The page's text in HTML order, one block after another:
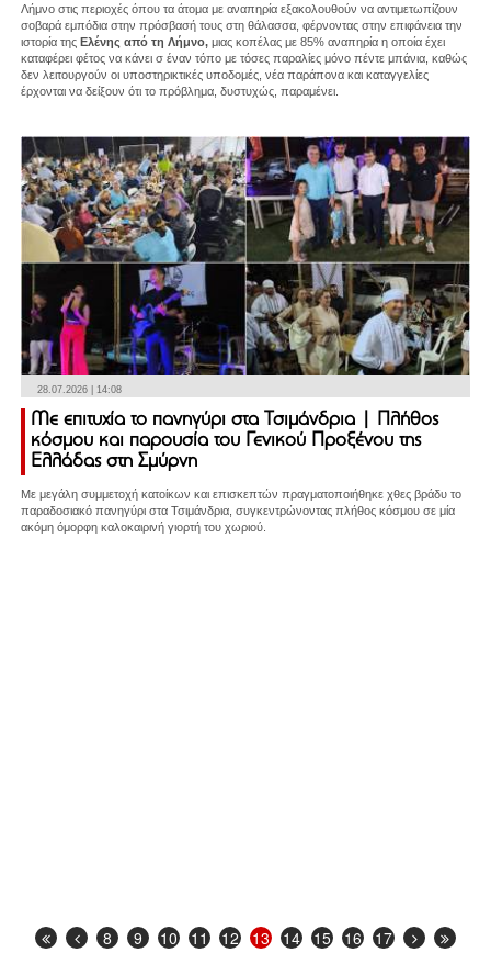
Λήμνο στις περιοχές όπου τα άτομα με αναπηρία εξακολουθούν να αντιμετωπίζουν
σοβαρά εμπόδια στην πρόσβασή τους στη θάλασσα, φέρνοντας στην επιφάνεια την
ιστορία της Ελένης από τη Λήμνο, μιας κοπέλας με 85% αναπηρία η οποία έχει
καταφέρει φέτος να κάνει σ έναν τόπο με τόσες παραλίες μόνο πέντε μπάνια, καθώς
δεν λειτουργούν οι υποστηρικτικές υποδομές, νέα παράπονα και καταγγελίες
έρχονται να δείξουν ότι το πρόβλημα, δυστυχώς, παραμένει.
28.07.2026 | 14:08
Με επιτυχία το πανηγύρι στα Τσιμάνδρια | Πλήθος
κόσμου και παρουσία του Γενικού Προξένου της
Ελλάδας στη Σμύρνη
Με μεγάλη συμμετοχή κατοίκων και επισκεπτών πραγματοποιήθηκε χθες βράδυ το
παραδοσιακό πανηγύρι στα Τσιμάνδρια, συγκεντρώνοντας πλήθος κόσμου σε μία
ακόμη όμορφη καλοκαιρινή γιορτή του χωριού.
8 9 10 11 12 13 14 15 16 17